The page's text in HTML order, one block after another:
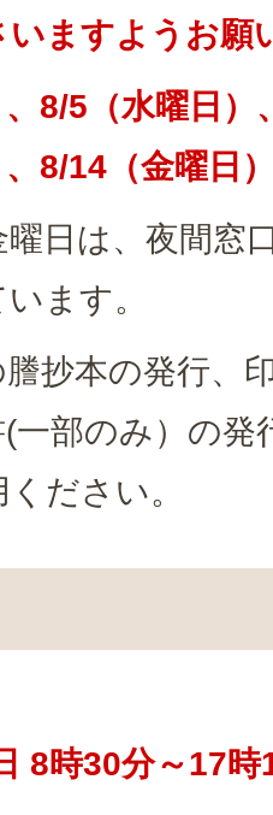
ますようお願
8/5（水曜日）
8/14（金曜日
日は、夜間窓
ます。
抄本の発行、
一部のみ）の
ださい。
8時30分～17